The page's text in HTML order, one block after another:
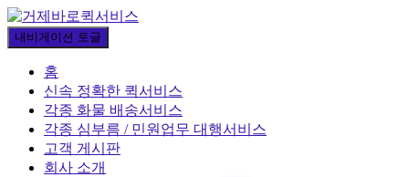
내비게이션 토글
홈
신속 정확한 퀵서비스
각종 화물 배송서비스
각종 심부름 / 민원업무 대행서비스
고객 게시판
회사 소개